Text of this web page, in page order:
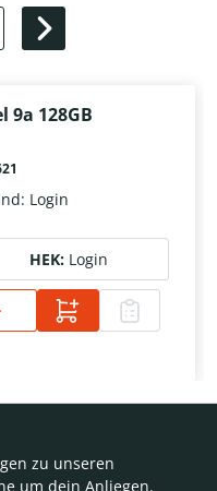
9a 128GB
Login
HEK: Login
zu unseren
um dein Anliegen.